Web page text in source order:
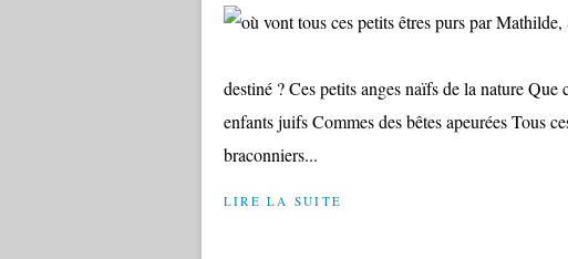
destiné ? Ces petits anges naïfs de la nature Que
enfants juifs Commes des bêtes apeurées Tous
braconniers...
LIRE LA SUITE